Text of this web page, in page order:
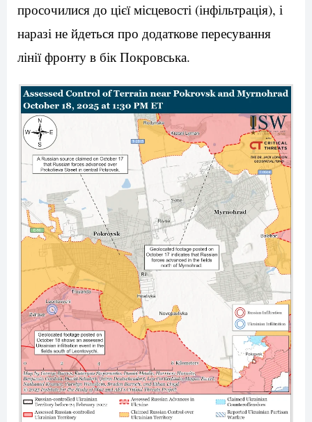
просочилися до цієї місцевості (інфільтрація), і
наразі не йдеться про додаткове пересування
лінії фронту в бік Покровська.